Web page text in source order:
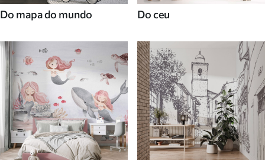
Do mapa do mundo Do ceu